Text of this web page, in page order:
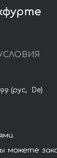
(рус, De)
можете